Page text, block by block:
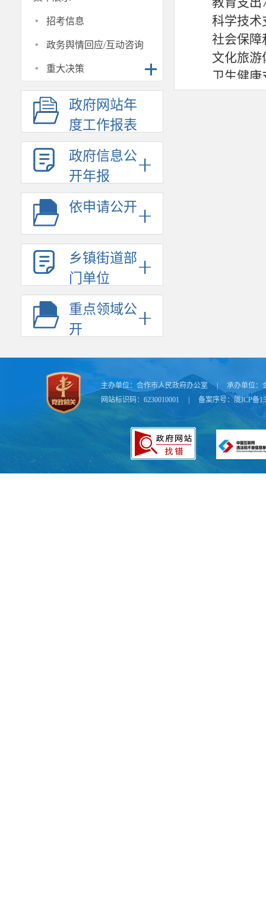
· 招考信息
· 政务舆情回应/互动咨询
· 重大决策
政府网站年
度工作报表
政府信息公
开年报
依申请公开
乡镇街道部
门单位
重点领域公
开
科学技术
社会保障
文化旅游
卫生健康
节能环保
主办单位： 合作市人民政府办公室 承办单位：
网站标识码：6230010001
备案序号：陇ICP备